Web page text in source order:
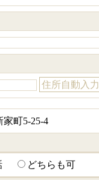
住所自動入力
町5-25-4
どちらも可